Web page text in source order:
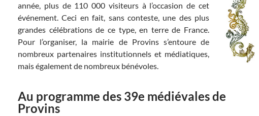
année, plus de 110 000 visiteurs à l’occasion de cet
événement. Ceci en fait, sans conteste, une des plus
grandes célébrations de ce type, en terre de France.
Pour l’organiser, la mairie de Provins s’entoure de
nombreux partenaires institutionnels et médiatiques,
mais également de nombreux bénévoles.
Au programme des 39e médiévales de
Provins